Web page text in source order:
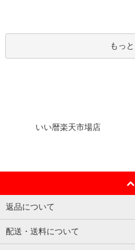
もっ
いい暦楽天市場店
返品について
配送・送料について